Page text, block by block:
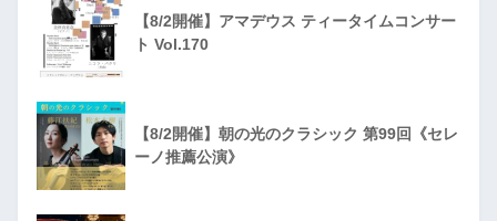
【8/2開催】アマデウス ティータイムコンサー
ト Vol.170
【8/2開催】朝の光のクラシック 第99回《セレ
ーノ推薦公演》